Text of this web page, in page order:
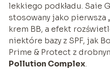
lekkiego podkładu. Saie
stosowany jako pierwsza
krem BB, a efekt
niektóre bazy z SPF, jak
Prime & Protect z
Pollution Complex.